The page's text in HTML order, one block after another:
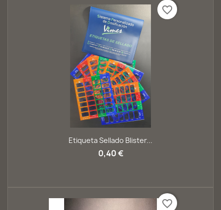
Etiqueta Sellado Blister...
0,40 €
favorite_border
favorite_border